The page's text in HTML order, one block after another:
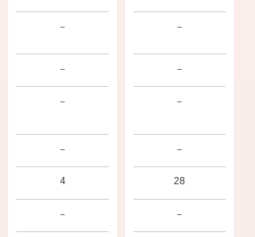
－
－
－
－
4
－
－
－
－
－
28
－